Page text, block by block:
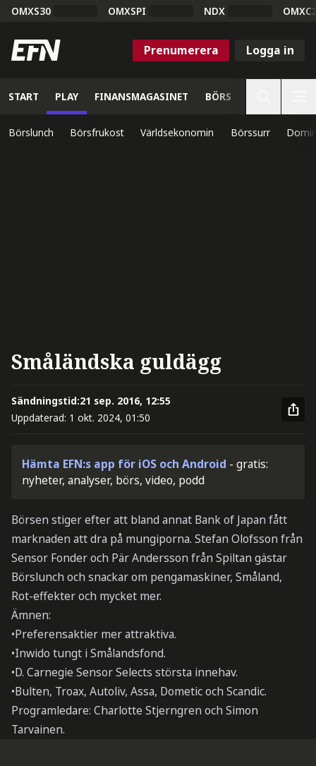
OMXS30 OMXSPI NDX
Prenumerera Logga in
START PLAY FINANSMAGASINET BÖRS
Börslunch Börsfrukost Världsekonomin Börssurr
Småländska guldägg
Sändningstid:21 sep. 2016, 12:55
Uppdaterad: 1 okt. 2024, 01:50
Hämta EFN:s app för iOS och Android - gratis:
nyheter, analyser, börs, video, podd
Börsen stiger efter att bland annat Bank of Japan fått
marknaden att dra på mungiporna. Stefan Olofsson från
Sensor Fonder och Pär Andersson från Spiltan gästar
Börslunch och snackar om pengamaskiner, Småland,
Rot-effekter och mycket mer.
Ämnen:
•Preferensaktier mer attraktiva.
•Inwido tungt i Smålandsfond.
•D. Carnegie Sensor Selects största innehav.
•Bulten, Troax, Autoliv, Assa, Dometic och Scandic.
Programledare: Charlotte Stjerngren och Simon
Tarvainen.